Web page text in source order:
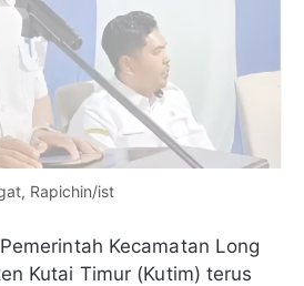
Rapichin/ist
Kecamatan Long
Kutai Timur (Kutim) terus